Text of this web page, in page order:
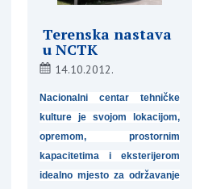
Terenska nastava
u NCTK
14.10.2012.
Nacionalni centar tehničke
kulture je svojom lokacijom,
opremom, prostornim
kapacitetima i eksterijerom
idealno mjesto za održavanje